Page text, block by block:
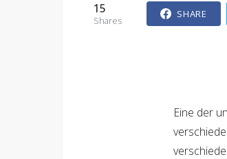
15
Shares
SHARE
Eine der